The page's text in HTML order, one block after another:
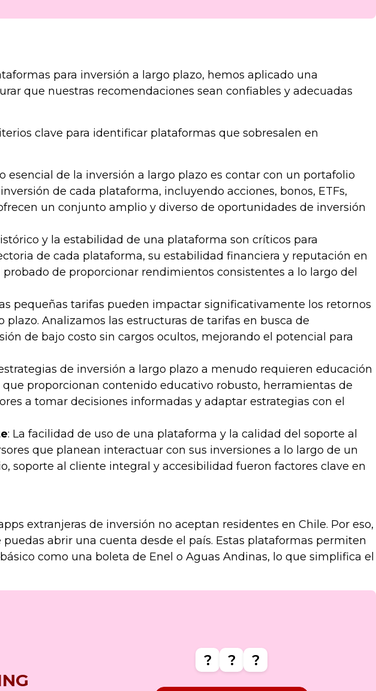
para inversión a largo plazo, hemos aplicado una
que nuestras recomendaciones sean confiables y adecuadas
clave para identificar plataformas que sobresalen en
esencial de la inversión a largo plazo es contar con un portafolio
de cada plataforma, incluyendo acciones, bonos, ETFs,
un conjunto amplio y diverso de oportunidades de inversión
y la estabilidad de una plataforma son críticos para
de cada plataforma, su estabilidad financiera y reputación en
de proporcionar rendimientos consistentes a lo largo del
pequeñas tarifas pueden impactar significativamente los retornos
Analizamos las estructuras de tarifas en busca de
de bajo costo sin cargos ocultos, mejorando el potencial para
de inversión a largo plazo a menudo requieren educación
proporcionan contenido educativo robusto, herramientas de
a tomar decisiones informadas y adaptar estrategias con el
: La facilidad de uso de una plataforma y la calidad del soporte al
que planean interactuar con sus inversiones a lo largo de un
soporte al cliente integral y accesibilidad fueron factores clave en
extranjeras de inversión no aceptan residentes en Chile. Por eso,
abrir una cuenta desde el país. Estas plataformas permiten
como una boleta de Enel o Aguas Andinas, lo que simplifica el
? ? ?